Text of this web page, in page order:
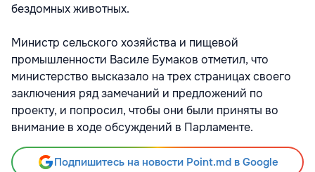
бездомных животных.
Министр сельского хозяйства и пищевой
промышленности Василе Бумаков отметил, что
министерство высказало на трех страницах своего
заключения ряд замечаний и предложений по
проекту, и попросил, чтобы они были приняты во
внимание в ходе обсуждений в Парламенте.
Подпишитесь на новости Point.md в Google